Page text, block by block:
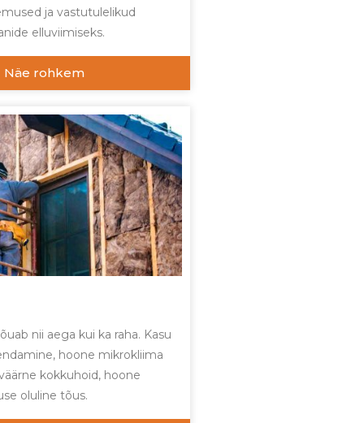
ja vastutulelikud
elluviimiseks.
Näe rohkem
nii aega kui ka raha. Kasu
hoone mikrokliima
kokkuhoid, hoone
oluline tõus.